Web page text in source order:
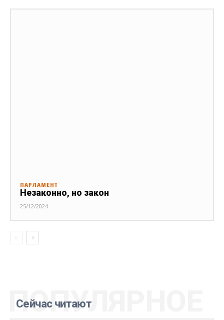
ПАРЛАМЕНТ
Незаконно, но закон
25/12/2024
Сейчас читают
ПОПУЛЯРНОЕ